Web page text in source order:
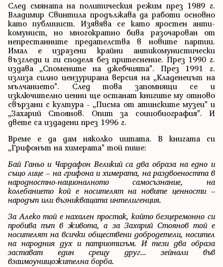
След смяната на политическия режим през 1989 г.
Владимир Свинтила продължава да работи основно
като публицист. Изявява се като яростен анти-
комунист, но многократно бива разочарован от
непрестанните предателства в новите партии.
Имал е изразени крайни антикомунистически
възгледи и ги споделя без притеснение. През 1990 г.
издава „Спомените на джебчията". През 1991 г.
излиза силно цензурирана версия на „Кладенецът на
мълчанието". След това запомнящи се и
изключително ценни ще останат книгите му отново
свързани с култура - „Писма от атинските музеи" и
„Захарий Стоянов. Опит за социобиография". И
двете са издадени през 1996 г.
Време е да дам няколко цитата. В книгата си
„Грифонът на химерата" той пише:
Бай Ганьо и Чардафон Великий са два образа на едно и
също лице – на грифона и химерата, на раздвоеността в
народностно-националното самосъзнание, на
колебанието кой е носителят на новите ценности –
народът или възникващата интелигенция.
За Алеко той е нахален простак, който безцеремонно си
пробива път в живота, а за Захарий Стоянов той е
носителят на всички обществени добродетели, носител
на народния дух и патриотизъм. И тези два образа
застават един срещу друг... зейнали във
взаимоунищожителна борба.